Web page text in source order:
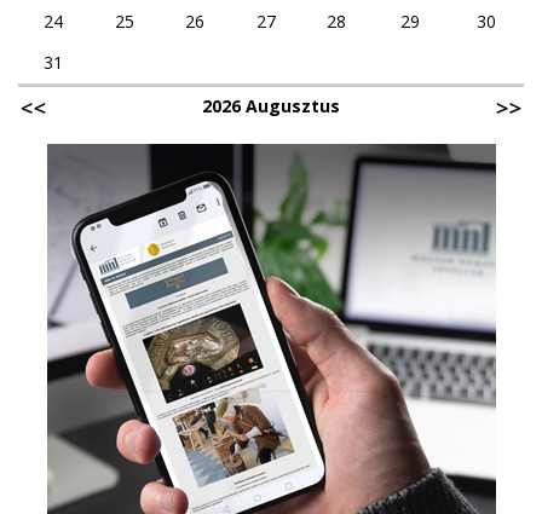
24
25 26 27 28 29
30
31
2026 Augusztus